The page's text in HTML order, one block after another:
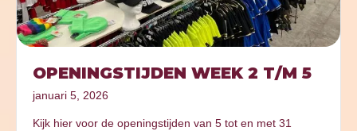
OPENINGSTIJDEN WEEK 2 T/M 5
januari 5, 2026
Kijk hier voor de openingstijden van 5 tot en met 31